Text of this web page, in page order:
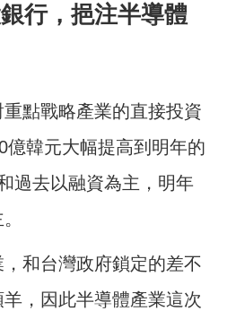
行，挹注半導體
點戰略產業的直接投資
億韓元大幅提高到明年的
過去以融資為主，明年
和台灣政府鎖定的差不
，因此半導體產業這次